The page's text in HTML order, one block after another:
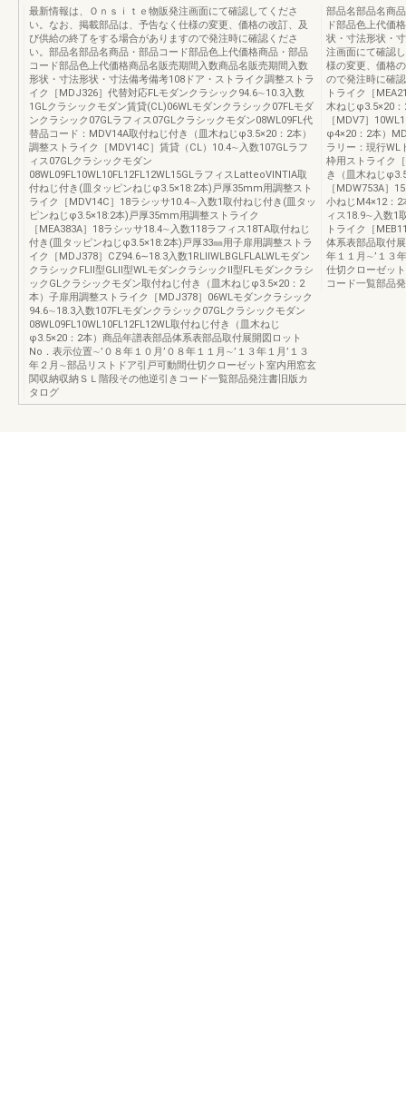
最新情報は、Ｏｎｓｉｔｅ物販発注画面にて確認してくださ
い。なお、掲載部品は、予告なく仕様の変更、価格の改訂、及
び供給の終了をする場合がありますので発注時に確認くださ
い。部品名部品名商品・部品コード部品色上代価格商品・部品
コード部品色上代価格商品名販売期間入数商品名販売期間入数
形状・寸法形状・寸法備考備考108ドア・ストライク調整ストラ
イク［MDJ326］代替対応FLモダンクラシック94.6∼10.3入数
1GLクラシックモダン賃貸(CL)06WLモダンクラシック07FLモダ
ンクラシック07GLラフィス07GLクラシックモダン08WL09FL代
替品コード：MDV14A取付ねじ付き（皿木ねじφ3.5×20：2本）
調整ストライク［MDV14C］賃貸（CL）10.4∼入数107GLラフ
ィス07GLクラシックモダン
08WL09FL10WL10FL12FL12WL15GLラフィスLatteoVINTIA取
付ねじ付き(皿タッピンねじφ3.5×18:2本)戸厚35mm用調整スト
ライク［MDV14C］18ラシッサ10.4∼入数1取付ねじ付き(皿タッ
ピンねじφ3.5×18:2本)戸厚35mm用調整ストライク
［MEA383A］18ラシッサ18.4∼入数118ラフィス18TA取付ねじ
付き(皿タッピンねじφ3.5×18:2本)戸厚33㎜用子扉用調整ストラ
イク［MDJ378］CZ94.6∼18.3入数1RLⅡWLBGLFLALWLモダン
クラシックFLⅡ型GLⅡ型WLモダンクラシックⅡ型FLモダンクラシ
ックGLクラシックモダン取付ねじ付き（皿木ねじφ3.5×20：2
本）子扉用調整ストライク［MDJ378］06WLモダンクラシック
94.6∼18.3入数107FLモダンクラシック07GLクラシックモダン
08WL09FL10WL10FL12FL12WL取付ねじ付き（皿木ねじ
φ3.5×20：2本）商品年譜表部品体系表部品取付展開図ロット
No．表示位置∼’０８年１０月’０８年１１月∼’１３年１月’１３
年２月∼部品リストドア引戸可動間仕切クローゼット室内用窓玄
関収納収納ＳＬ階段その他逆引きコード一覧部品発注書旧版カ
タログ
部品名部品名商
ド部品色上代価
状・寸法形状・
注画面にて確認
様の変更、価格
ので発注時に確
トライク［
木ねじφ3.5×20
［MDV7］
φ4×20：2本）
ラリー：現行WL
枠用ストライク
き（皿木ねじ
［MDW753A］
小ねじM4×12：2
ィス18.9∼入数1
トライク［
体系表部品取付
年１１月∼’１３
仕切クローゼッ
コード一覧部品